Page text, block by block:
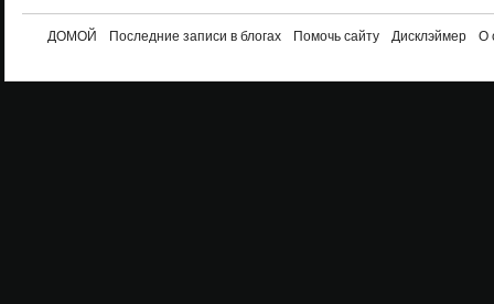
ДОМОЙ Последние записи в блогах Помочь сайту Дисклэймер О